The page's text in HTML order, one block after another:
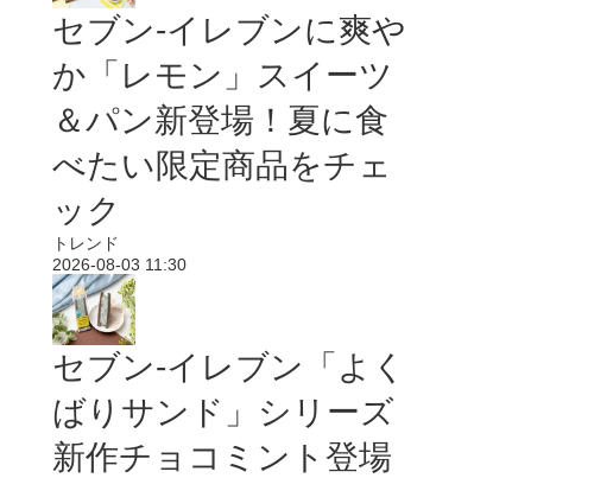
セブン‐イレブンに爽や
か「レモン」スイーツ
＆パン新登場！夏に食
べたい限定商品をチェ
ック
トレンド
2026-08-03 11:30
セブン‐イレブン「よく
ばりサンド」シリーズ
新作チョコミント登場